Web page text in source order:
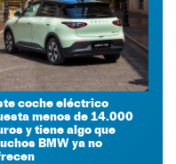
coche eléctrico
menos de 14.000
y tiene algo que
BMW ya no